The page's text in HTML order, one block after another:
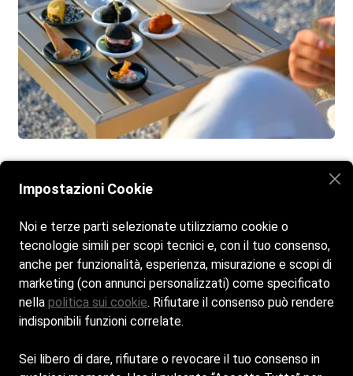
Attività ed eventi
Galleria Contatti
Siamo aperti tutti i giorni dalle 10:00 alle 19:00
Impostazioni Cookie
Noi e terze parti selezionate utilizziamo cookie o
tecnologie simili per scopi tecnici e, con il tuo consenso,
anche per funzionalità, esperienza, misurazione e scopi di
marketing (con annunci personalizzati) come specificato
nella politica sui cookie. Rifiutare il consenso può rendere
indisponibili funzioni correlate.
Sei libero di dare, rifiutare o revocare il tuo consenso in